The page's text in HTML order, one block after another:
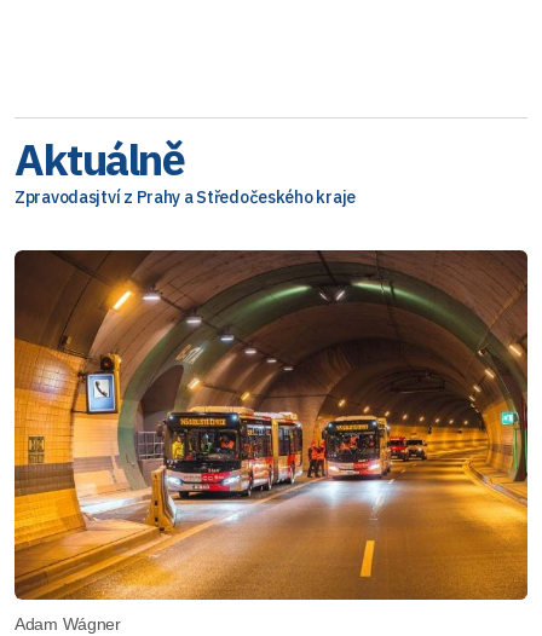
Aktuálně
Zpravodasjtví z Prahy a Středočeského kraje
Adam Wágner